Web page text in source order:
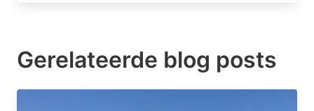
Gerelateerde blog posts